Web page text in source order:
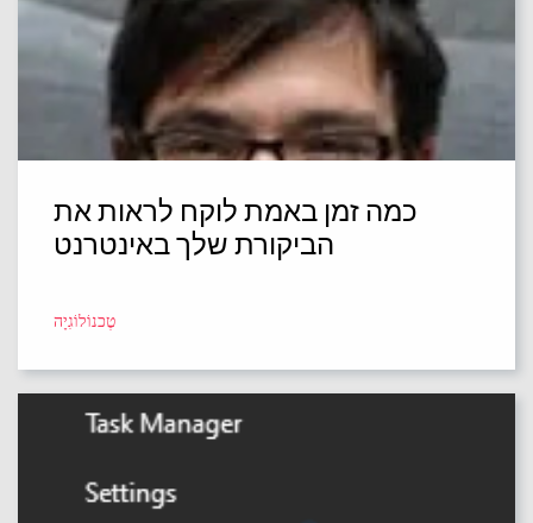
כמה זמן באמת לוקח לראות את
הביקורת שלך באינטרנט
טֶכנוֹלוֹגִיָה